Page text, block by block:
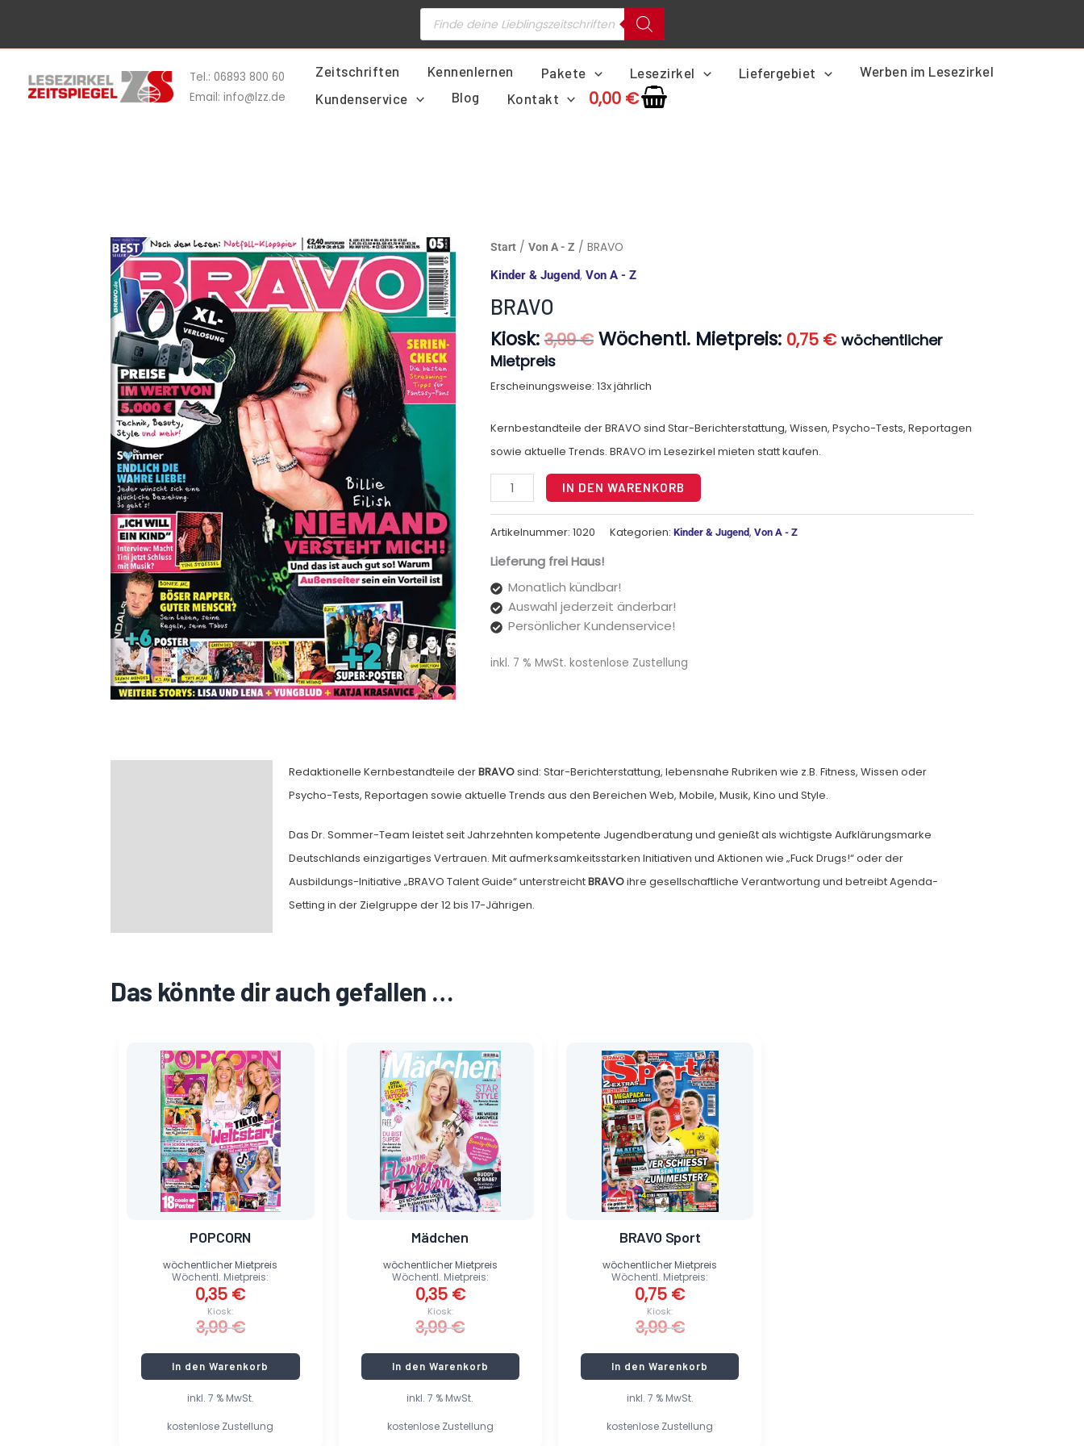
springen
Products
search
Tel.: 06893 800 60
Email: info@lzz.de
Zeitschriften Kennenlernen Pakete Lesezirkel Liefergebiet
Werben im Lesezirkel
Kundenservice
Blog Kontakt 0,00 €
Start/ Von A - Z / BRAVO
Kinder & Jugend, Von A - Z
BRAVO
Kiosk: 3,99€
Ursprünglicher
Preis
war:
Wöchentl. Mietpreis: 0,75 € wöchentlicher
Mietpreis
Erscheinungsweise: 13x jährlich
Kernbestandteile der BRAVO sind Star-Berichterstattung, Wissen, Psycho-Tests, Reportagen
sowie aktuelle Trends. BRAVO im Lesezirkel mieten statt kaufen.
BRAVO
IN DEN WARENKORB
Artikelnummer: 1020 Kategorien: Kinder & Jugend, Von A - Z
Lieferung frei Haus!
Monatlich kündbar!
Auswahl jederzeit änderbar!
Persönlicher Kundenservice!
inkl. 7 % MwSt. kostenlose Zustellung
Redaktionelle Kernbestandteile derBRAVOsind: Star-Berichterstattung, lebensnahe Rubriken wie z.B. Fitness, Wissen oder
Psycho-Tests, Reportagen sowie aktuelle Trends aus den Bereichen Web, Mobile, Musik, Kino und Style.
Das Dr. Sommer-Team leistet seit Jahrzehnten kompetente Jugendberatung und genießt als wichtigste Aufklärungsmarke
Deutschlands einzigartiges Vertrauen. Mit aufmerksamkeitsstarken Initiativen und Aktionen wie „Fuck Drugs!“ oder der
Ausbildungs-Initiative „BRAVO Talent Guide“ unterstreichtBRAVOihre gesellschaftliche Verantwortung und betreibt Agenda-
Setting in der Zielgruppe der 12 bis 17-Jährigen.
Das könnte dir auch gefallen …
inkl. 7 % MwSt.
kostenlose Zustellung
POPCORN
Kiosk:
3,99€
Preis
war:
3,99 €
Wöchentl. Mietpreis:
0,35 €
Preis
0,35 €.
wöchentlicher Mietpreis
In den Warenkorb
inkl. 7 % MwSt.
kostenlose Zustellung
Mädchen
Kiosk:
3,99€
Preis
war:
3,99 €
Wöchentl. Mietpreis:
0,35 €
Preis
0,35 €.
wöchentlicher Mietpreis
In den Warenkorb
inkl. 7 % MwSt.
kostenlose Zustellung
BRAVO Sport
Kiosk:
3,99€
Preis
war:
3,99 €
Wöchentl. Mietpreis:
0,75 €
Preis
0,75 €.
wöchentlicher Mietpreis
In den Warenkorb